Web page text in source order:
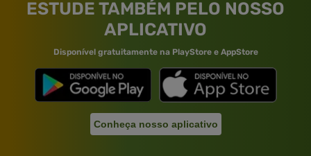
ESTUDE TAMBÉM PELO NOSSO
APLICATIVO
Disponível gratuitamente na PlayStore e AppStore
Conheça nosso aplicativo